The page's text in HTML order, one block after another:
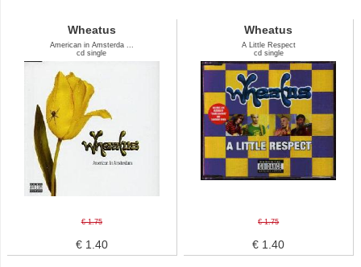
Wheatus
American in Amsterda ...
cd single
€ 1.75
€ 1.40
Wheatus
A Little Respect
cd single
€ 1.75
€ 1.40